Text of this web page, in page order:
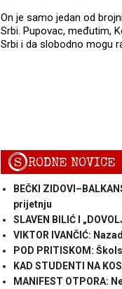
On je samo jedan od
Srbi. Pupovac, međutim,
Srbi i da slobodno mogu
SRODNE NOVICE
BEČKI
prijetnju
SLAVEN BILIĆ I
VIKTOR IVANČIĆ:
POD PRITISKOM:
KAD STUDENTI NA
MANIFEST OTPORA: